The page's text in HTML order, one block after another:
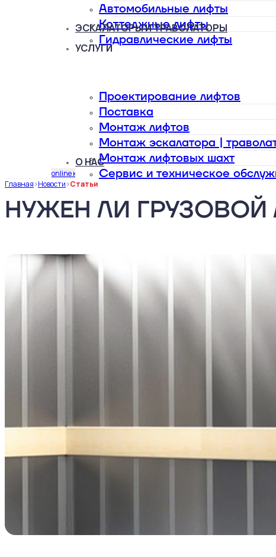
Автомобильные лифты
Коттеджные лифты
Гидравлические лифты
ЭСКАЛАТОРЫ И ТРАВОЛАТОРЫ
УСЛУГИ
Проектирование лифтов
Поставка
Монтаж лифтов
Монтаж эскалатора |
Монтаж лифтовых шахт
Сервис и техническое
О НАС
online калькулятор
Главная>Новости>Статьи
НУЖЕН ЛИ